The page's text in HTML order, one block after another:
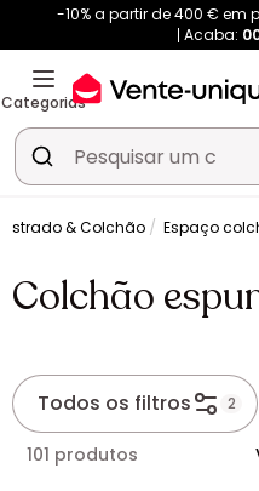
-10% a partir de 400 € em
Acaba:
Categorias
Estrado & Colchão Espaço
Colchão
Todos os filtros 2
101 produtos